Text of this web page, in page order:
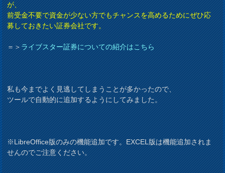
が、
前受金不要で資金が少ない方でもチャンスを高めるためにぜひ応
募しておきたい証券会社です。
＝＞ライブスター証券についての紹介はこちら
私も今までよく見逃してしまうことが多かったので、
ツールで自動的に追加するようにしてみました。
※LibreOffice版のみの機能追加です。EXCEL版は機能追加されま
せんのでご注意ください。